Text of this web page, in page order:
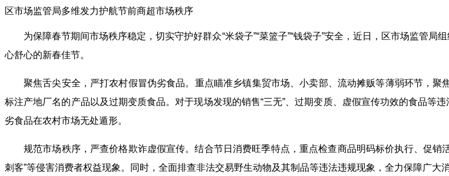
区市场监管局多维发力护航节前商超市场秩序
为保障春节期间市场秩序稳定，切实守护好群众“米袋子”“菜篮子”“钱袋子”安全，近日，区市场监管
心舒心的新春佳节。
聚焦舌尖安全，严打农村假冒伪劣食品。重点瞄准乡镇集贸市场、小卖部、流动摊贩等薄弱环节，聚
标注产地厂名的产品以及过期变质食品。对于现场发现的销售“三无”、过期变质、虚假宣传功效的食品等
劣食品在农村市场无处遁形。
规范市场秩序，严查价格欺诈虚假宣传。结合节日消费旺季特点，重点检查商品明码标价执行、促
刺客”等侵害消费者权益现象。同时，全面排查非法交易野生动物及其制品等违法违规现象，全力保障广大